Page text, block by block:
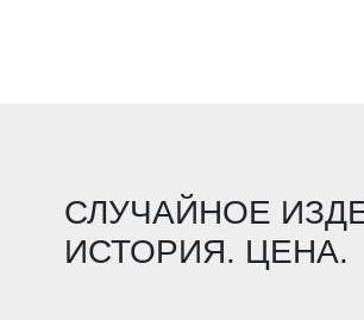
СЛУЧАЙНОЕ
ИСТОРИЯ. ЦЕНА.